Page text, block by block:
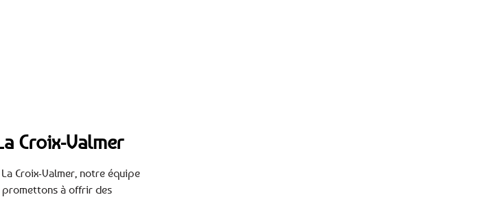
Croix-Valmer
Croix-Valmer, notre équipe
promettons à offrir des